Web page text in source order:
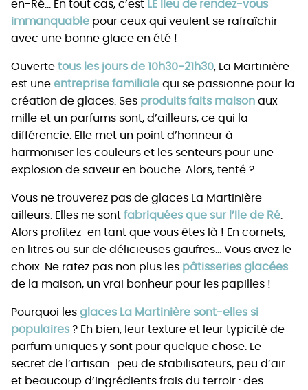
en-Ré… En tout cas, c’est LE lieu de rendez-vous
immanquable pour ceux qui veulent se rafraîchir
avec une bonne glace en été !
Ouverte tous les jours de 10h30-21h30, La Martinière
est une entreprise familiale qui se passionne pour la
création de glaces. Ses produits faits maison aux
mille et un parfums sont, d’ailleurs, ce qui la
différencie. Elle met un point d’honneur à
harmoniser les couleurs et les senteurs pour une
explosion de saveur en bouche. Alors, tenté ?
Vous ne trouverez pas de glaces La Martinière
ailleurs. Elles ne sont fabriquées que sur l’Ile de Ré
Alors profitez-en tant que vous êtes là ! En cornets,
en litres ou sur de délicieuses gaufres… Vous avez le
choix. Ne ratez pas non plus les pâtisseries glacées
de la maison, un vrai bonheur pour les papilles !
Pourquoi les glaces La Martinière sont-elles si
populaires ? Eh bien, leur texture et leur typicité de
parfum uniques y sont pour quelque chose. Le
secret de l’artisan : peu de stabilisateurs, peu d’air
et beaucoup d’ingrédients frais du terroir : des